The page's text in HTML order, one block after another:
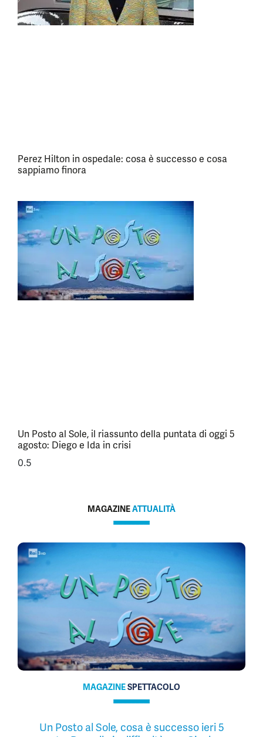
Perez Hilton in ospedale: cosa è successo e cosa
sappiamo finora
Un Posto al Sole, il riassunto della puntata di oggi 5
agosto: Diego e Ida in crisi
MAGAZINEATTUALITÀ
MAGAZINESPETTACOLO
Un Posto al Sole, cosa è successo ieri 5